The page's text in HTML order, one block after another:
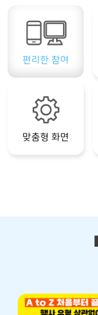
편리한 참여
맞춤형 화면